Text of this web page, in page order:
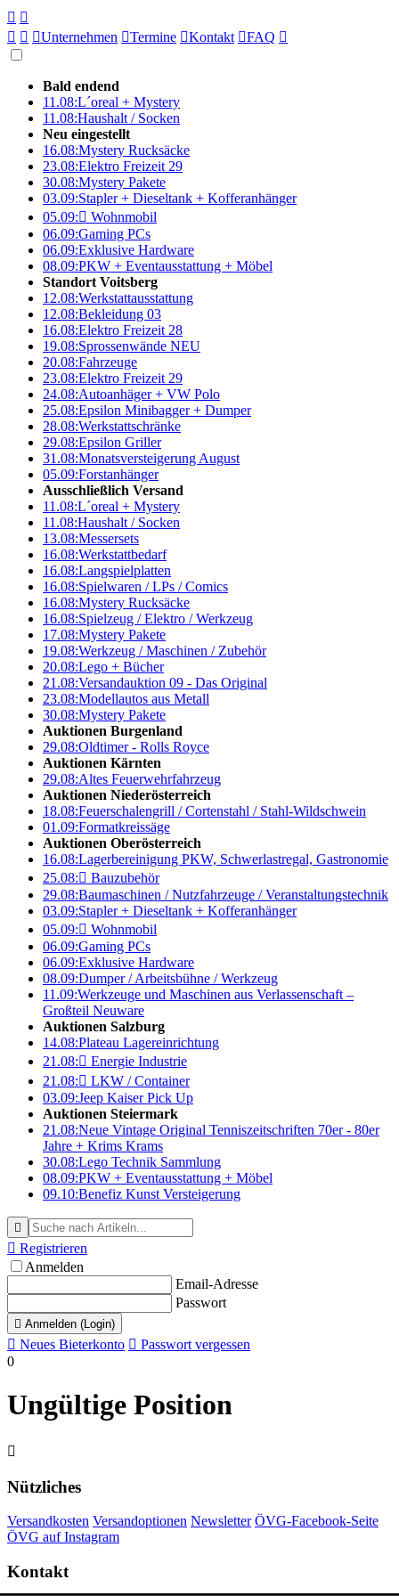
 
  Unternehmen Termine Kontakt FAQ 
Bald endend
11.08:L´oreal + Mystery
11.08:Haushalt / Socken
Neu eingestellt
16.08:Mystery Rucksäcke
23.08:Elektro Freizeit 29
30.08:Mystery Pakete
03.09:Stapler + Dieseltank + Kofferanhänger
05.09: Wohnmobil
06.09:Gaming PCs
06.09:Exklusive Hardware
08.09:PKW + Eventausstattung + Möbel
Standort Voitsberg
12.08:Werkstattausstattung
12.08:Bekleidung 03
16.08:Elektro Freizeit 28
19.08:Sprossenwände NEU
20.08:Fahrzeuge
23.08:Elektro Freizeit 29
24.08:Autoanhäger + VW Polo
25.08:Epsilon Minibagger + Dumper
28.08:Werkstattschränke
29.08:Epsilon Griller
31.08:Monatsversteigerung August
05.09:Forstanhänger
Ausschließlich Versand
11.08:L´oreal + Mystery
11.08:Haushalt / Socken
13.08:Messersets
16.08:Werkstattbedarf
16.08:Langspielplatten
16.08:Spielwaren / LPs / Comics
16.08:Mystery Rucksäcke
16.08:Spielzeug / Elektro / Werkzeug
17.08:Mystery Pakete
19.08:Werkzeug / Maschinen / Zubehör
20.08:Lego + Bücher
21.08:Versandauktion 09 - Das Original
23.08:Modellautos aus Metall
30.08:Mystery Pakete
Auktionen Burgenland
29.08:Oldtimer - Rolls Royce
Auktionen Kärnten
29.08:Altes Feuerwehrfahrzeug
Auktionen Niederösterreich
18.08:Feuerschalengrill / Cortenstahl / Stahl-Wildschwein
01.09:Formatkreissäge
Auktionen Oberösterreich
16.08:Lagerbereinigung PKW, Schwerlastregal, Gastronomie
25.08: Bauzubehör
29.08:Baumaschinen / Nutzfahrzeuge / Veranstaltungstechnik
03.09:Stapler + Dieseltank + Kofferanhänger
05.09: Wohnmobil
06.09:Gaming PCs
06.09:Exklusive Hardware
08.09:Dumper / Arbeitsbühne / Werkzeug
11.09:Werkzeuge und Maschinen aus Verlassenschaft –
Großteil Neuware
Auktionen Salzburg
14.08:Plateau Lagereinrichtung
21.08: Energie Industrie
21.08: LKW / Container
03.09:Jeep Kaiser Pick Up
Auktionen Steiermark
21.08:Neue Vintage Original Tenniszeitschriften 70er - 80er
Jahre + Krims Krams
30.08:Lego Technik Sammlung
08.09:PKW + Eventausstattung + Möbel
09.10:Benefiz Kunst Versteigerung

 Registrieren
Anmelden
Email-Adresse
Passwort
 Anmelden (Login)
 Neues Bieterkonto  Passwort vergessen
0
Ungültige Position

Nützliches
Versandkosten Versandoptionen Newsletter ÖVG-Facebook-Seite
ÖVG auf Instagram
Kontakt